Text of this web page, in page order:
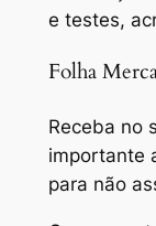
e testes,
Folha
Receba no
importante
para não